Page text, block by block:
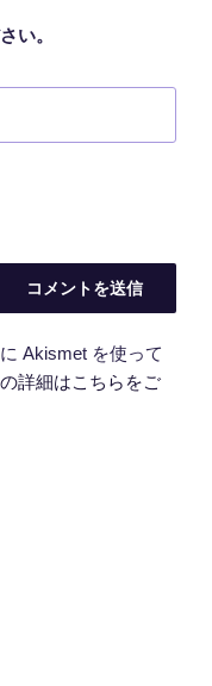
い。
Akismet を使って
詳細はこちらをご